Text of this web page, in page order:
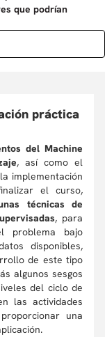
que podrían
práctica
del Machine
, así como el
implementación
el curso,
técnicas de
, para
problema bajo
disponibles,
de este tipo
algunos sesgos
del ciclo de
las actividades
una